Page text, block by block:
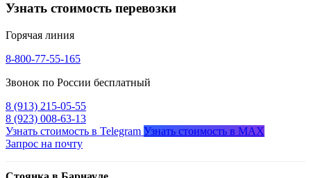
Узнать стоимость перевозки
Горячая линия
8-800-77-55-165
Звонок по России бесплатный
8 (913) 215-05-55
8 (923) 008-63-13
Узнать стоимость в Telegram Узнать стоимость в MAX
Запрос на почту